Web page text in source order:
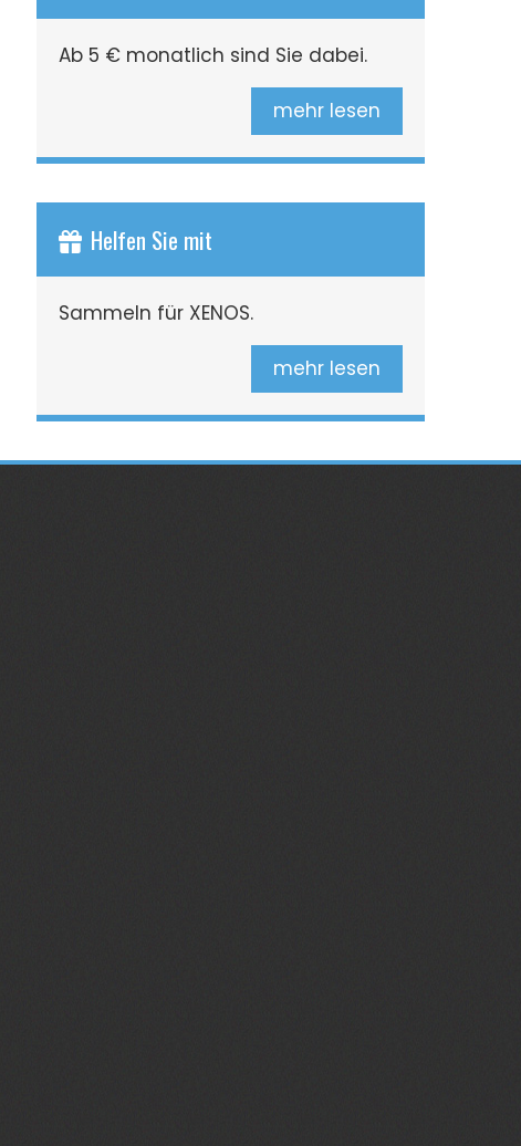
Ab 5 € monatlich sind Sie dabei.
mehr lesen
Helfen Sie mit
Sammeln für XENOS.
mehr lesen